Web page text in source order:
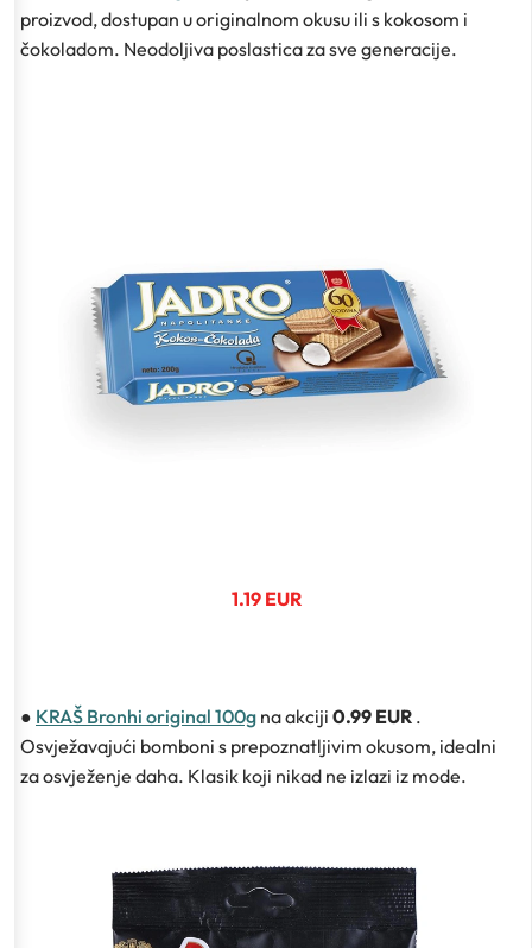
proizvod, dostupan u originalnom okusu ili s kokosom i
čokoladom. Neodoljiva poslastica za sve generacije.
1.19 EUR
● KRAŠ Bronhi original 100g na akciji 0.99 EUR .
Osvježavajući bomboni s prepoznatljivim okusom, idealni
za osvježenje daha. Klasik koji nikad ne izlazi iz mode.